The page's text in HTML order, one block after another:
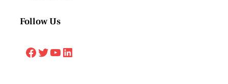
Follow Us
Facebook Twitter YouTube LinkedIn